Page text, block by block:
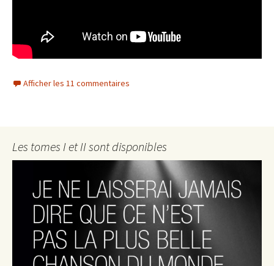
Afficher les 11 commentaires
Les tomes I et II sont disponibles